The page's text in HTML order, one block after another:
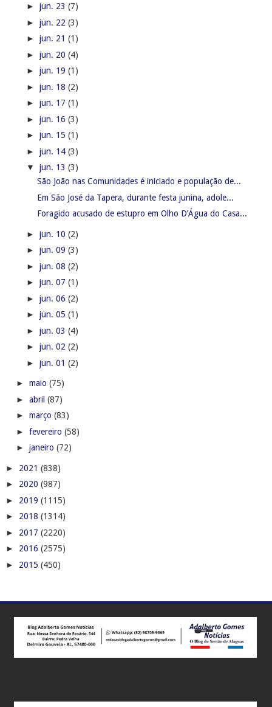
► jun. 23 (7)
► jun. 22 (3)
► jun. 21 (1)
► jun. 20 (4)
► jun. 19 (1)
► jun. 18 (2)
► jun. 17 (1)
► jun. 16 (3)
► jun. 15 (1)
► jun. 14 (3)
▼ jun. 13 (3)
São João nas Comunidades é iniciado e população de...
Em São José da Tapera, durante festa junina, adole...
Foragido acusado de estupro em Olho D’Água do Casa...
► jun. 10 (2)
► jun. 09 (3)
► jun. 08 (2)
► jun. 07 (1)
► jun. 06 (2)
► jun. 05 (1)
► jun. 03 (4)
► jun. 02 (2)
► jun. 01 (2)
► maio (75)
► abril (87)
► março (83)
► fevereiro (58)
► janeiro (72)
► 2021 (838)
► 2020 (987)
► 2019 (1115)
► 2018 (1314)
► 2017 (2220)
► 2016 (2575)
► 2015 (450)